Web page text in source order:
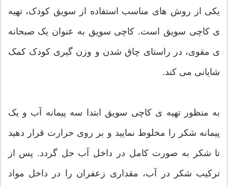
یکی از روش های مناسب استفاده از سویق کودک، تهیه
ی کاچی سویق است. کاچی سویق به عنوان یک صبحانه
ی مقوی، در راستای چاق شدن و وزن گیری کودک کمک
شایانی می کند.
به منظور تهیه ی کاچی سویق ابتدا سه پیمانه آب و یک
پیمانه شکر را مخلوط نمایید و بر روی حرارت قرار دهید
تا شکر به صورت کامل در داخل آب حل گردد. پس از
ترکیب شکر در آب، مقداری زعفران را در داخل مواد